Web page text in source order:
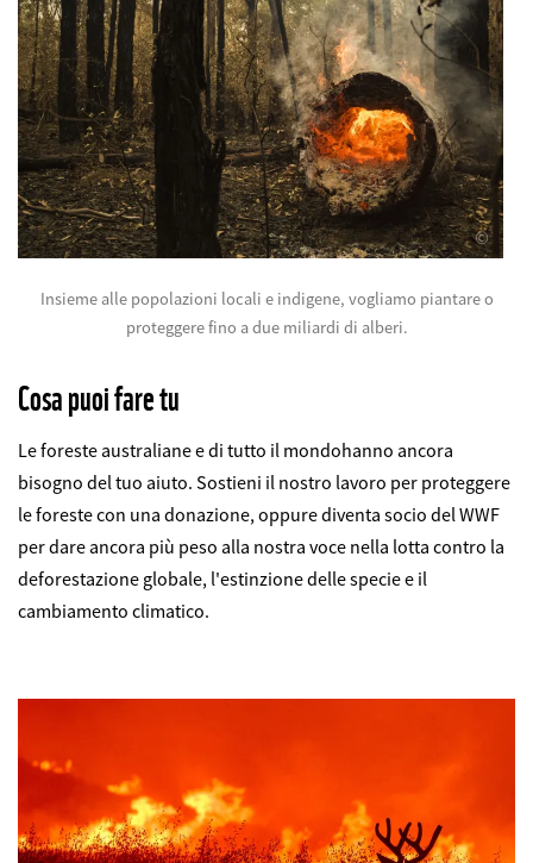
©
Insieme alle popolazioni locali e indigene, vogliamo piantare o
proteggere fino a due miliardi di alberi.
Cosa puoi fare tu
Le foreste australiane e di tutto il mondohanno ancora
bisogno del tuo aiuto. Sostieni il nostro lavoro per proteggere
le foreste con una donazione, oppure diventa socio del WWF
per dare ancora più peso alla nostra voce nella lotta contro la
deforestazione globale, l'estinzione delle specie e il
cambiamento climatico.